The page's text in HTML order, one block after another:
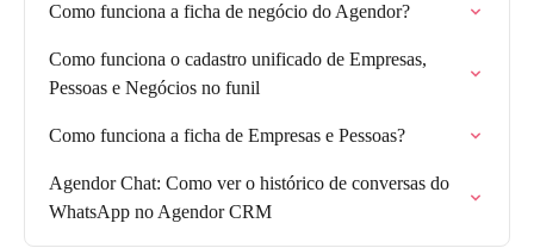
Como funciona a ficha de negócio do Agendor?
Como funciona o cadastro unificado de Empresas,
Pessoas e Negócios no funil
Como funciona a ficha de Empresas e Pessoas?
Agendor Chat: Como ver o histórico de conversas do
WhatsApp no Agendor CRM